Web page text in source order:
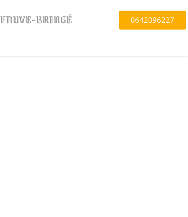
FAUVE-BRINGÉ
0642096227